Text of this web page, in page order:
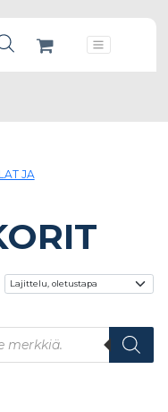
search
JA